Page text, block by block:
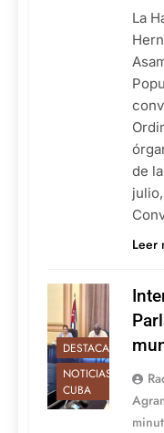
La
de
Leer
DESTACADAS
NOTICIAS DE
CUBA